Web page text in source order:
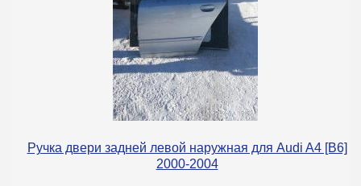
Ручка двери задней левой наружная для Audi A4 [B6]
2000-2004